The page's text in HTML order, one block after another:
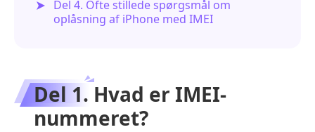
Del 4. Ofte stillede spørgsmål om
oplåsning af iPhone med IMEI
Del 1. Hvad er IMEI-
nummeret?